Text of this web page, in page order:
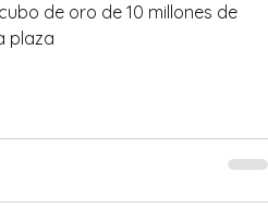
de oro de 10 millones de
plaza